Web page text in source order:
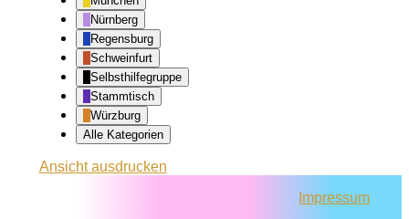
Nürnberg
Regensburg
Schweinfurt
Selbsthilfegruppe
Stammtisch
Würzburg
Alle Kategorien
Ansichtausdrucken
Impressum